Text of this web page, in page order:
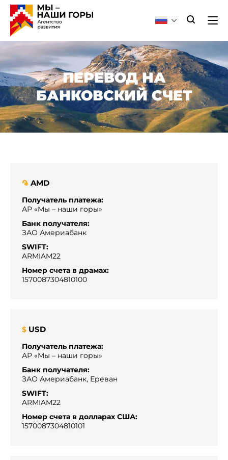
ПЕРЕВОД НА
БАНКОВСКИЙ СЧЕТ
֏ AMD
Получатель платежа:
АР «Мы – наши горы»
Банк получателя:
ЗАО Америабанк
SWIFT:
ARMIAM22
Номер счета в драмах:
1570087304810100
$ USD
Получатель платежа:
АР «Мы – наши горы»
Банк получателя:
ЗАО Америабанк, Ереван
SWIFT:
ARMIAM22
Номер счета в долларах США:
1570087304810101